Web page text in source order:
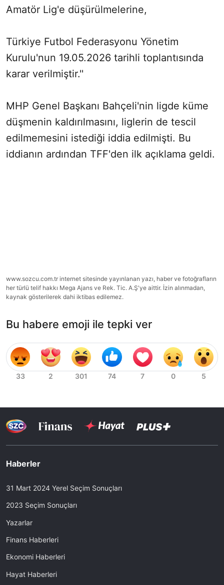
Amatör Lig'e düşürülmelerine,
Türkiye Futbol Federasyonu Yönetim
Kurulu'nun 19.05.2026 tarihli toplantısında
karar verilmiştir.''
MHP Genel Başkanı Bahçeli'nin ligde küme
düşmenin kaldırılmasını, liglerin de tescil
edilmemesini istediği iddia edilmişti. Bu
iddianın ardından TFF'den ilk açıklama geldi.
www.sozcu.com.tr internet sitesinde yayınlanan yazı, haber ve fotoğrafların
her türlü telif hakkı Mega Ajans ve Rek. Tic. A.Ş'ye aittir. İzin alınmadan,
kaynak gösterilerek dahi iktibas edilemez.
Bu habere emoji ile tepki ver
Haberler
31 Mart 2024 Yerel Seçim Sonuçları
2023 Seçim Sonuçları
Yazarlar
Finans Haberleri
Ekonomi Haberleri
Hayat Haberleri